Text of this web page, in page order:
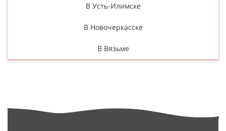
В Усть-Илимске
В Новочеркасске
В Вязьме